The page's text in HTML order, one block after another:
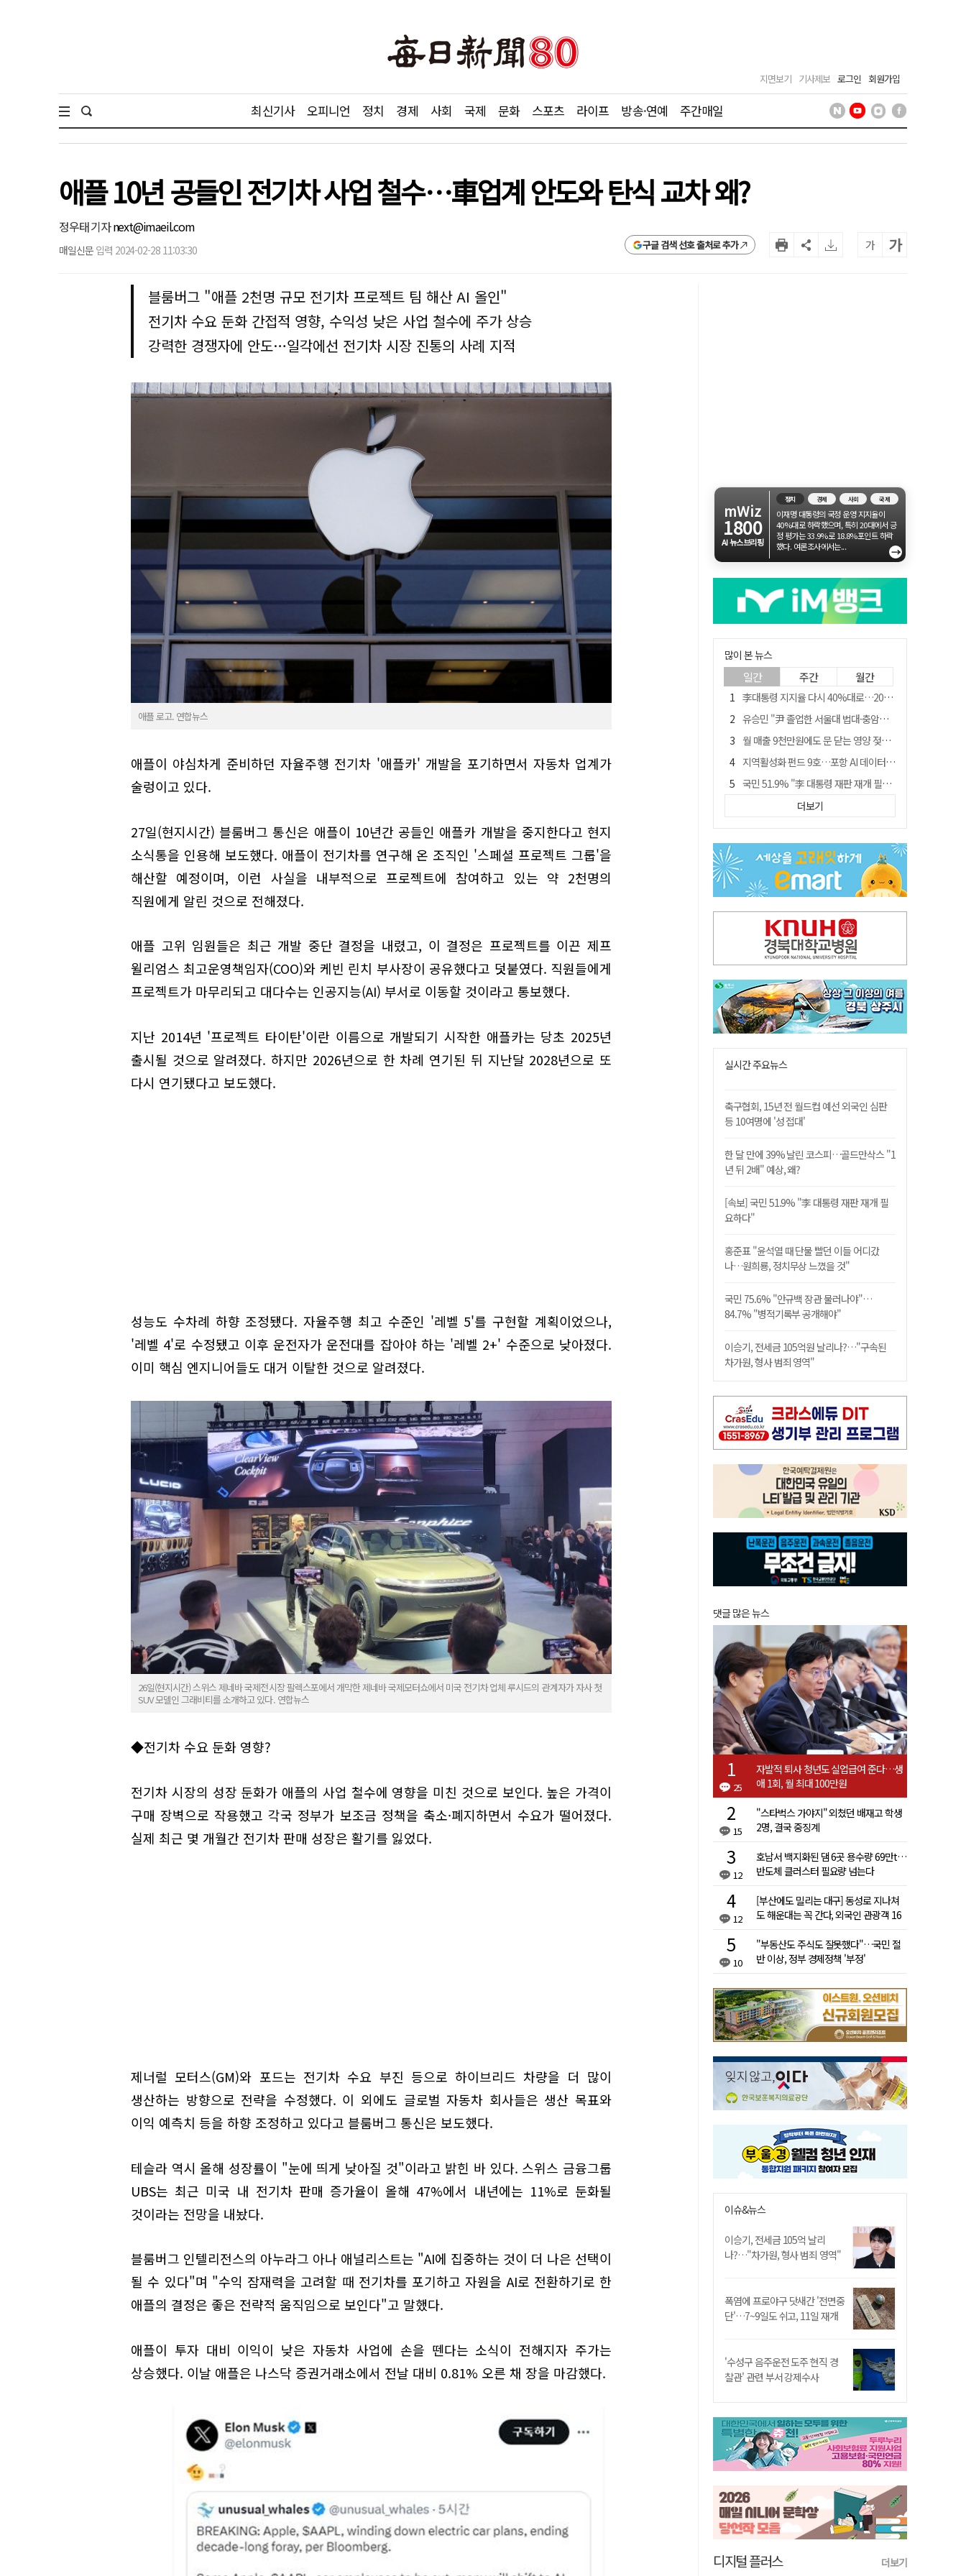
지면보기 기사제보 로그인 회원가입
최신기사 오피니언 정치 경제 사회 국제 문화 스포츠 라이프 방송·연예 주간매일
애플 10년 공들인 전기차 사업 철수…車업계 안도와 탄식 교차 왜?
정우태 기자next@imaeil.com
매일신문 입력 2024-02-28 11:03:30 구글 검색 선호 출처로 추가 가 가
블룸버그 "애플 2천명 규모 전기차 프로젝트 팀 해산 AI 올인"
전기차 수요 둔화 간접적 영향, 수익성 낮은 사업 철수에 주가 상승
강력한 경쟁자에 안도…일각에선 전기차 시장 진통의 사례 지적
애플 로고. 연합뉴스
애플이 야심차게 준비하던 자율주행 전기차 '애플카' 개발을 포기하면서 자동차 업계가
술렁이고 있다.
27일(현지시간) 블룸버그 통신은 애플이 10년간 공들인 애플카 개발을 중지한다고 현지
소식통을 인용해 보도했다. 애플이 전기차를 연구해 온 조직인 '스페셜 프로젝트 그룹'을
해산할 예정이며, 이런 사실을 내부적으로 프로젝트에 참여하고 있는 약 2천명의
직원에게 알린 것으로 전해졌다.
애플 고위 임원들은 최근 개발 중단 결정을 내렸고, 이 결정은 프로젝트를 이끈 제프
윌리엄스 최고운영책임자(COO)와 케빈 린치 부사장이 공유했다고 덧붙였다. 직원들에게
프로젝트가 마무리되고 대다수는 인공지능(AI) 부서로 이동할 것이라고 통보했다.
지난 2014년 '프로젝트 타이탄'이란 이름으로 개발되기 시작한 애플카는 당초 2025년
출시될 것으로 알려졌다. 하지만 2026년으로 한 차례 연기된 뒤 지난달 2028년으로 또
다시 연기됐다고 보도했다.
성능도 수차례 하향 조정됐다. 자율주행 최고 수준인 '레벨 5'를 구현할 계획이었으나,
'레벨 4'로 수정됐고 이후 운전자가 운전대를 잡아야 하는 '레벨 2+' 수준으로 낮아졌다.
이미 핵심 엔지니어들도 대거 이탈한 것으로 알려졌다.
26일(현지시간) 스위스 제네바 국제전시장 팔렉스포에서 개막한 제네바 국제모터쇼에서 미국 전기차 업체 루시드의 관계자가 자사 첫
SUV 모델인 그래비티를 소개하고 있다. 연합뉴스
◆전기차 수요 둔화 영향?
전기차 시장의 성장 둔화가 애플의 사업 철수에 영향을 미친 것으로 보인다. 높은 가격이
구매 장벽으로 작용했고 각국 정부가 보조금 정책을 축소·폐지하면서 수요가 떨어졌다.
실제 최근 몇 개월간 전기차 판매 성장은 활기를 잃었다.
제너럴 모터스(GM)와 포드는 전기차 수요 부진 등으로 하이브리드 차량을 더 많이
생산하는 방향으로 전략을 수정했다. 이 외에도 글로벌 자동차 회사들은 생산 목표와
이익 예측치 등을 하향 조정하고 있다고 블룸버그 통신은 보도했다.
테슬라 역시 올해 성장률이 "눈에 띄게 낮아질 것"이라고 밝힌 바 있다. 스위스 금융그룹
UBS는 최근 미국 내 전기차 판매 증가율이 올해 47%에서 내년에는 11%로 둔화될
것이라는 전망을 내놨다.
블룸버그 인텔리전스의 아누라그 아나 애널리스트는 "AI에 집중하는 것이 더 나은 선택이
될 수 있다"며 "수익 잠재력을 고려할 때 전기차를 포기하고 자원을 AI로 전환하기로 한
애플의 결정은 좋은 전략적 움직임으로 보인다"고 말했다.
애플이 투자 대비 이익이 낮은 자동차 사업에 손을 뗀다는 소식이 전해지자 주가는
상승했다. 이날 애플은 나스닥 증권거래소에서 전날 대비 0.81% 오른 채 장을 마감했다.
mWiz
1800
AI 뉴스브리핑
정치 경제 사회 국제
이재명 대통령의 국정 운영 지지율이
40%대로 하락했으며, 특히 20대에서 긍
정 평가는 33.9%로 18.8%포인트 하락
했다. 여론조사에서는...
→
많이 본 뉴스
일간 주간 월간
李대통령 지지율 다시 40%대로…20대는 18.8%p 급락
유승민 "尹 졸업한 서울대 법대·충암고도 없애야"…李 육사 통합 직격
월 매출 9천만원에도 문 닫는 영양 젖소농장… "일할 사람이 없어"
지역활성화 펀드 9호…포항 AI 데이터센터에 6천억 투입
국민 51.9% "李 대통령 재판 재개 필요하다"
경북 영천시, 9월부터 11월까지 반값 여행 혜택 제공
'솔리다임 IPO 추진설' SK하이닉스, 주가 9% 급락
경찰, 홍명보 선임 의혹 수사…대한축구협회 전격 압수수색
"김용민, 흑백논리로 세상 보는 듯" 검찰 내부서 지탄
더보기
실시간 주요뉴스
축구협회, 15년 전 월드컵 예선 외국인 심판
등 10여명에 '성 접대'
한 달 만에 39% 날린 코스피…골드만삭스 "1
년 뒤 2배" 예상, 왜?
[속보] 국민 51.9% "李 대통령 재판 재개 필
요하다"
홍준표 "윤석열 때 단물 빨던 이들 어디갔
나…원희룡, 정치무상 느꼈을 것"
국민 75.6% "안규백 장관 물러나야"…
84.7% "병적기록부 공개해야"
이승기, 전세금 105억원 날리나?…"구속된
차가원, 형사 범죄 영역"
댓글 많은 뉴스
25
자발적 퇴사 청년도 실업급여 준다…생
애 1회, 월 최대 100만원
15
"스타벅스 가야지" 외쳤던 배재고 학생
2명, 결국 중징계
12
호남서 백지화된 댐 6곳 용수량 69만t…
반도체 클러스터 필요량 넘는다
12
[부산에도 밀리는 대구] 동성로 지나쳐
도 해운대는 꼭 간다, 외국인 관광객 16
10
"부동산도 주식도 잘못했다"…국민 절
반 이상, 정부 경제정책 '부정'
이슈&뉴스
이승기, 전세금 105억 날리
나?…"차가원, 형사 범죄 영역"
폭염에 프로야구 닷새간 '전면중
단'…7~9일도 쉬고, 11일 재개
'수성구 음주운전 도주 현직 경
찰관' 관련 부서 강제수사
디지털 플러스 더보기